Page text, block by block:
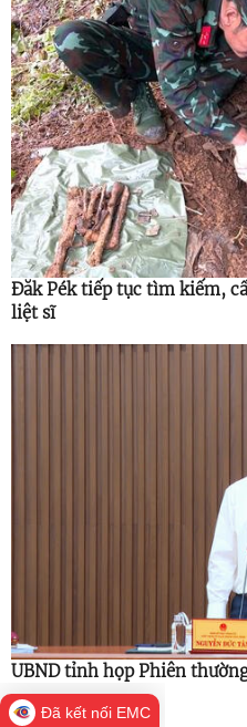
Đăk Pék tiếp tục tìm kiếm,
liệt sĩ
UBND tỉnh họp Phiên
Đã kết nối EMC